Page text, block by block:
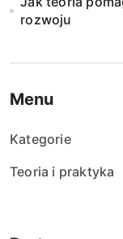
rozwoju
Menu
Kategorie
Teoria i praktyka